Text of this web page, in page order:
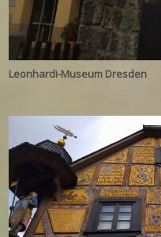
Leonhardi-Museum Dresden